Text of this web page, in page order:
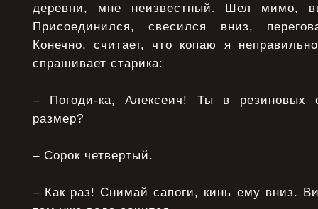
деревни, мне неизвестный. Шел мимо,
Присоединился, свесился вниз,
Конечно, считает, что копаю я
спрашивает старика:
– Погоди-ка, Алексеич! Ты в резиновых
размер?
– Сорок четвертый.
– Как раз! Снимай сапоги, кинь ему вниз.